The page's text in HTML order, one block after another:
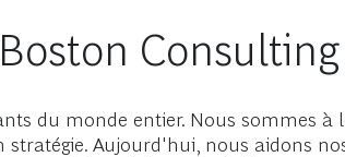
du monde entier. Nous sommes
Aujourd'hui, nous aidons